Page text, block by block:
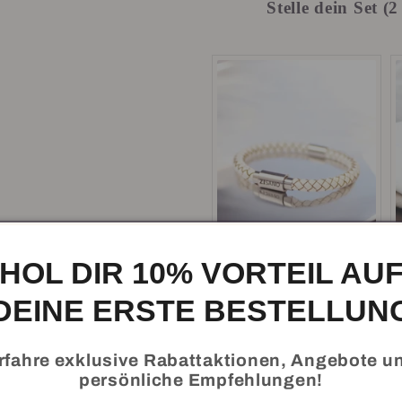
Stelle dein Set
Powerband
Original
price:
€69.90 Current
price:
€64.31
DIR 10% VORTEIL AUF
ERSTE
exklusive Rabattaktionen, Angebote
persönliche Empfehlungen!